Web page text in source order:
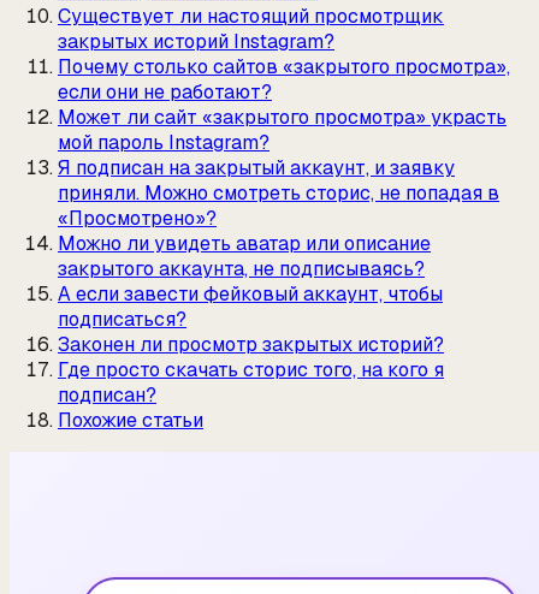
Существует ли настоящий просмотрщик
закрытых историй Instagram?
Почему столько сайтов «закрытого просмотра»,
если они не работают?
Может ли сайт «закрытого просмотра» украсть
мой пароль Instagram?
Я подписан на закрытый аккаунт, и заявку
приняли. Можно смотреть сторис, не попадая в
«Просмотрено»?
Можно ли увидеть аватар или описание
закрытого аккаунта, не подписываясь?
А если завести фейковый аккаунт, чтобы
подписаться?
Законен ли просмотр закрытых историй?
Где просто скачать сторис того, на кого я
подписан?
Похожие статьи